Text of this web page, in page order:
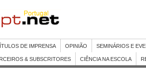
DE IMPRENSA OPINIÃO SEMINÁRIOS E
& SUBSCRITORES CIÊNCIA NA ESCOLA